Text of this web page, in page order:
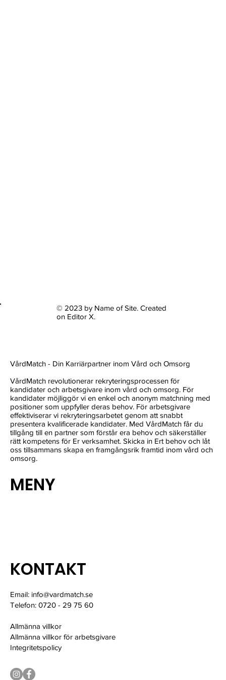
© 2023 by Name of Site. Created
on Editor X.
MENY
KONTAKT
Email: info@vardmatch.se
Telefon: 0720 - 29 75 60
Allmänna villkor
Allmänna villkor för arbetsgivare
Integritetspolicy
VårdMatch - Din Karriärpartner inom Vård och Omsorg
VårdMatch revolutionerar rekryteringsprocessen för
kandidater och arbetsgivare inom vård och omsorg. För
kandidater möjliggör vi en enkel och anonym matchning med
positioner som uppfyller deras behov. För arbetsgivare
effektiviserar vi rekryteringsarbetet genom att snabbt
presentera kvalificerade kandidater. Med VårdMatch får du
tillgång till en partner som förstår era behov och säkerställer
rätt kompetens för Er verksamhet. Skicka in Ert behov och låt
oss tillsammans skapa en framgångsrik framtid inom vård och
omsorg.